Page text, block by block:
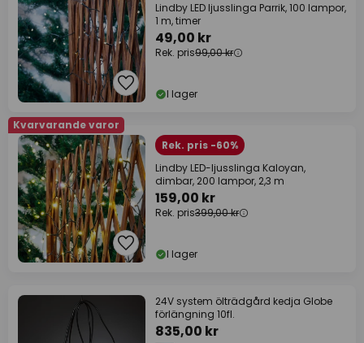
Lindby LED ljusslinga Parrik, 100 lampor,
1 m, timer
49,00 kr
Rek. pris99,00 kr
I lager
Kvarvarande varor
Rek. pris -60%
Lindby LED-ljusslinga Kaloyan,
dimbar, 200 lampor, 2,3 m
159,00 kr
Rek. pris399,00 kr
I lager
24V system ölträdgård kedja Globe
förlängning 10fl.
835,00 kr